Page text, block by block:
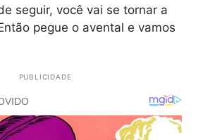
seguir, você vai se tornar a
pegue o avental e vamos
PUBLICIDADE